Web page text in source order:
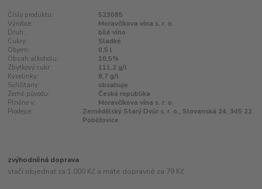
Číslo produktu:
523085
Výrobce:
Moravčíkova vína s. r. o.
Druh:
bílé víno
Cukry:
Sladké
Objem:
0,5 l
Obsah alkoholu:
10,5%
Zbytkový cukr:
111,2 g/l
Kyselinky:
8,7 g/l
Syřičitany:
obsahuje
Země původu:
Česká republika
Plněno v:
Moravčíkova vína s. r. o.
Prodejce:
Zemědělský Starý Dvůr s. r. o., Slovanská 24, 345 22
Poběžovice
zvýhodněná doprava
stačí objednat za 1.000 Kč a máte dopravné za 79 Kč